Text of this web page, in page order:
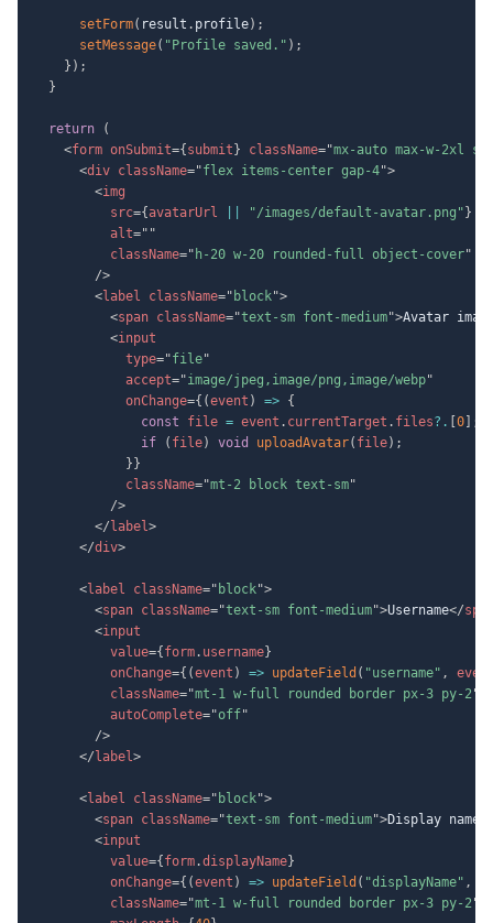
setForm( result . profile) ;
setMessage( "Profile saved." ) ;
} ) ;
}
return
(
<form onSubmit={ submit } className="mx-auto max-w-2xl
<div className="flex items-center gap-4">
<img
src={avatarUrl "/images/default-avatar.png" }
alt=" "
className=" h-20 w-20 rounded-full object-cover"
/>
<label className=" block">
<span className="text-sm font-medium">Avatar
<input
type="file"
accept="image/jpeg,image/png,image/webp"
onChange={ (event ) => {
const file = event . currentTarget . files?. 0
;
if
( file) void uploadAvatar( file) ;
} }
className="mt-2 block text-sm"
/>
</ label>
</div>
<label className=" block">
<span className="text-sm font-medium">Username</
<input
value={ form. username}
onChange={ (event ) => updateField ( "username" ,
className="mt-1 w-full rounded border px-3 py-2"
autoComplete="off"
/>
</ label>
<label className=" block">
<span className="text-sm font-medium">Display name
<input
value={ form.displayName}
onChange={ (event ) => updateField ( "displayName" ,
className="mt-1 w-full rounded border px-3 py-2"